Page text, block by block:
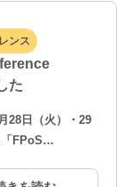
ンス
た
28日（火）・29
FPoS
し、「Trust by